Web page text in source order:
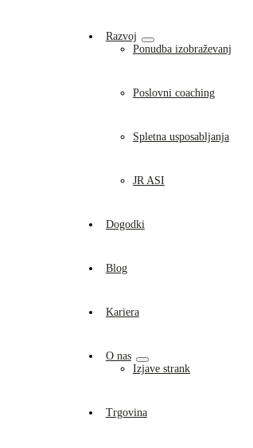
Razvoj
Ponudba izobraževanj
Poslovni coaching
Spletna usposabljanja
JR ASI
Dogodki
Blog
Kariera
O nas
Izjave strank
Trgovina